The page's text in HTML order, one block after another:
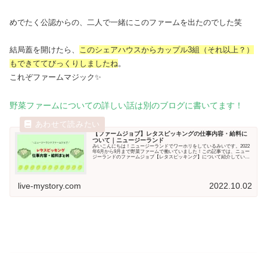
めでたく公認からの、二人で一緒にこのファームを出たのでした笑
結局蓋を開けたら、 このシェアハウスからカップル3組（それ以上？）
もできててびっくりしましたね。
これぞファームマジック✨
野菜ファームについての詳しい話は別のブログに書いてます！
【ファームジョブ】レタスピッキングの仕事内容・給料に
ついて｜ニュージーランド
みいこんにちは！ニュージーランドでワーホリをしているみいです。2022
年6月から9月まで野菜ファームで働いていました！この記事では、ニュー
ジーランドのファームジョブ【レタスピッキング】について紹介していま
live-mystory.com 2022.10.02